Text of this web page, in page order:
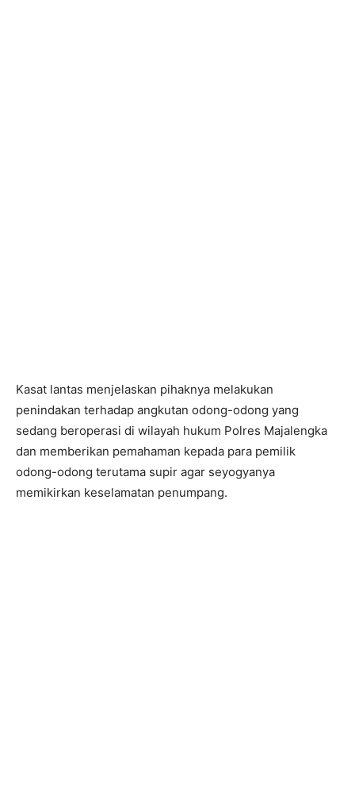
Kasat lantas menjelaskan pihaknya melakukan
penindakan terhadap angkutan odong-odong yang
sedang beroperasi di wilayah hukum Polres Majalengka
dan memberikan pemahaman kepada para pemilik
odong-odong terutama supir agar seyogyanya
memikirkan keselamatan penumpang.